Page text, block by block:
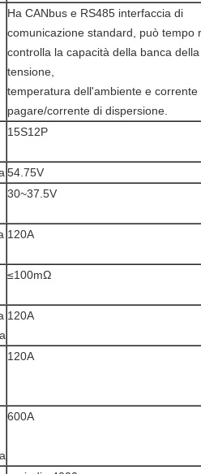
Ha CANbus e RS485 interfaccia di
comunicazione standard, può tempo
controlla la capacità della banca
tensione,
temperatura dell'ambiente e corrente
pagare/corrente di dispersione.
15S12P
54.75V
30~37.5V
120A
≤100mΩ
120A
120A
600A